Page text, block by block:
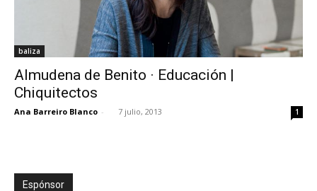
baliza
Almudena de Benito · Educación |
Chiquitectos
Ana Barreiro Blanco - 7 julio, 2013 1
Espónsor